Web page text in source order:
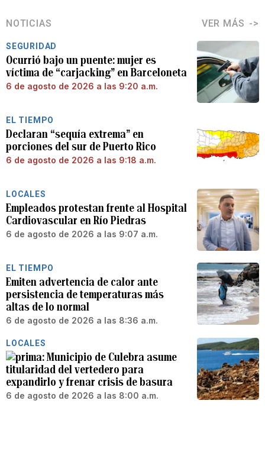
NOTICIAS VER MÁS
SEGURIDAD
Ocurrió bajo un puente: mujer es
víctima de “carjacking” en Barceloneta
6 de agosto de 2026 a las 9:20 a.m.
EL TIEMPO
Declaran “sequía extrema” en
porciones del sur de Puerto Rico
6 de agosto de 2026 a las 9:18 a.m.
LOCALES
Empleados protestan frente al Hospital
Cardiovascular en Río Piedras
6 de agosto de 2026 a las 9:07 a.m.
EL TIEMPO
Emiten advertencia de calor ante
persistencia de temperaturas más
altas de lo normal
6 de agosto de 2026 a las 8:36 a.m.
LOCALES
Municipio de Culebra asume
titularidad del vertedero para
expandirlo y frenar crisis de basura
6 de agosto de 2026 a las 8:00 a.m.